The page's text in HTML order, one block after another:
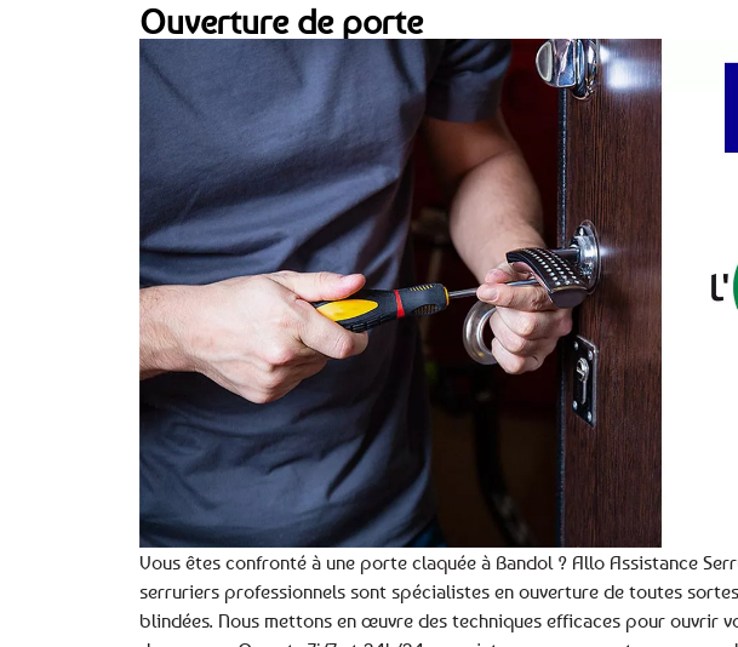
Ouverture de porte
Vous êtes confronté à une porte claquée à Bandol ? Allo Assistance
serruriers professionnels sont spécialistes en ouverture de toutes
blindées. Nous mettons en œuvre des techniques efficaces pour ouvrir